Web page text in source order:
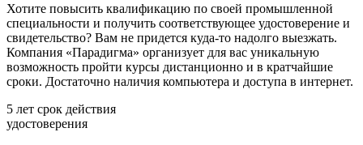
Хотите повысить квалификацию по своей промышленной
специальности и получить соответствующее удостоверение и
свидетельство? Вам не придется куда-то надолго выезжать.
Компания «Парадигма» организует для вас уникальную
возможность пройти курсы дистанционно и в кратчайшие
сроки. Достаточно наличия компьютера и доступа в интернет.
5 лет срок действия
удостоверения